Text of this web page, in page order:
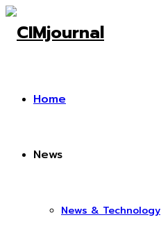
Home
News
News & Technology